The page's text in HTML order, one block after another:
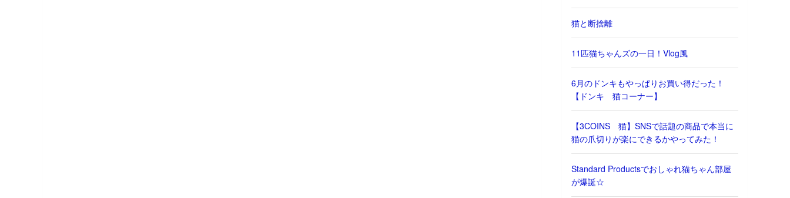
猫と断捨離
11匹猫ちゃんズの一日！Vlog風
6月のドンキもやっぱりお買い得だった！
【ドンキ 猫コーナー】
【3COINS 猫】SNSで話題の商品で本当に
猫の爪切りが楽にできるかやってみた！
Standard Productsでおしゃれ猫ちゃん部屋
が爆誕☆